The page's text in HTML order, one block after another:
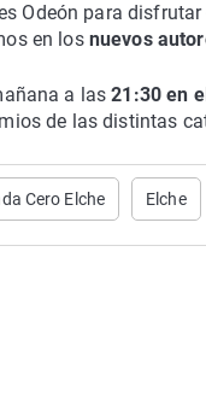
Odeón para
en los nuevos
a las 21:30 en
de las distintas
Cero Elche Elche